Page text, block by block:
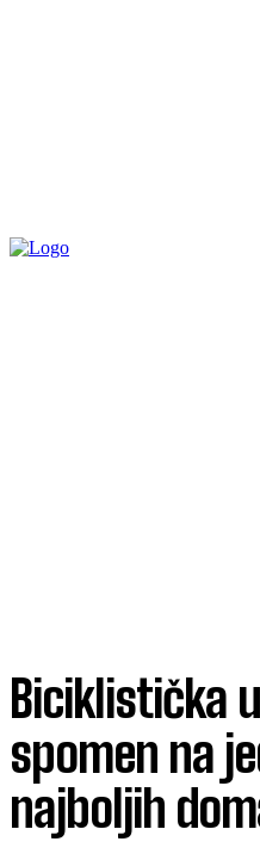
Biciklistička
spomen na
najboljih